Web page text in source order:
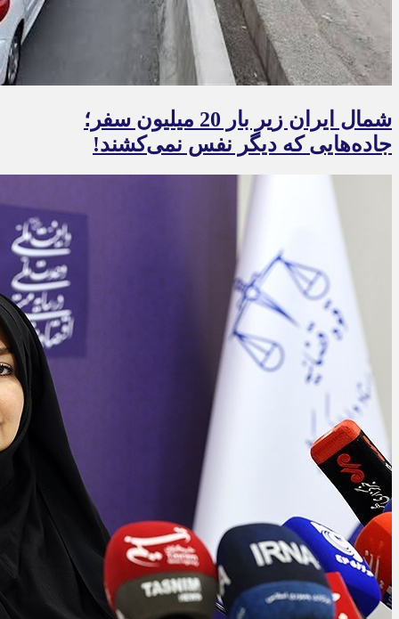
شمال ایران زیر بار 20 میلیون سفر؛
جاده‌هایی که دیگر نفس نمی‌کشند!